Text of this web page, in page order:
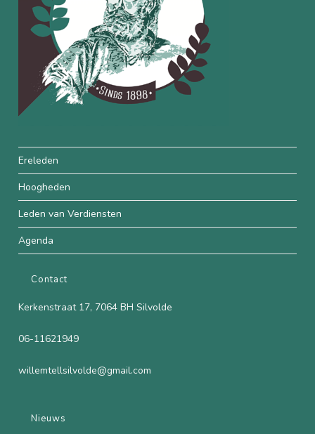
Ereleden
Hoogheden
Leden van Verdiensten
Agenda
Contact
Kerkenstraat 17, 7064 BH Silvolde
06-11621949
willemtellsilvolde@gmail.com
Nieuws